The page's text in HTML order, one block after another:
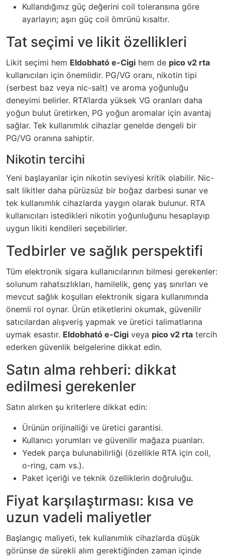
Kullandığınız güç değerini coil toleransına göre
ayarlayın; aşırı güç coil ömrünü kısaltır.
Tat seçimi ve likit özellikleri
Likit seçimi hem Eldobható e-Cigi hem de pico v2 rta
kullanıcıları için önemlidir. PG/VG oranı, nikotin tipi
(serbest baz veya nic-salt) ve aroma yoğunluğu
deneyimi belirler. RTA’larda yüksek VG oranları daha
yoğun bulut üretirken, PG yoğun aromalar için avantaj
sağlar. Tek kullanımlık cihazlar genelde dengeli bir
PG/VG oranına sahiptir.
Nikotin tercihi
Yeni başlayanlar için nikotin seviyesi kritik olabilir. Nic-
salt likitler daha pürüzsüz bir boğaz darbesi sunar ve
tek kullanımlık cihazlarda yaygın olarak bulunur. RTA
kullanıcıları istedikleri nikotin yoğunluğunu hesaplayıp
uygun likiti kendileri seçebilirler.
Tedbirler ve sağlık perspektifi
Tüm elektronik sigara kullanıcılarının bilmesi gerekenler:
solunum rahatsızlıkları, hamilelik, genç yaş sınırları ve
mevcut sağlık koşulları elektronik sigara kullanımında
önemli rol oynar. Ürün etiketlerini okumak, güvenilir
satıcılardan alışveriş yapmak ve üretici talimatlarına
uymak esastır. Eldobható e-Cigi veya pico v2 rta tercih
ederken güvenlik belgelerine dikkat edin.
Satın alma rehberi: dikkat
edilmesi gerekenler
Satın alırken şu kriterlere dikkat edin:
Ürünün orijinalliği ve üretici garantisi.
Kullanıcı yorumları ve güvenilir mağaza puanları.
Yedek parça bulunabilirliği (özellikle RTA için coil,
o-ring, cam vs.).
Paket içeriği ve teknik özelliklerin doğruluğu.
Fiyat karşılaştırması: kısa ve
uzun vadeli maliyetler
Başlangıç maliyeti, tek kullanımlık cihazlarda düşük
görünse de sürekli alım gerektiğinden zaman içinde